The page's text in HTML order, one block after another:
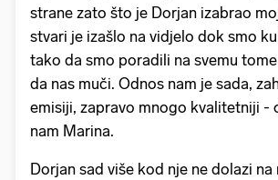
strane zato što je Dorjan izabrao
stvari je izašlo na vidjelo dok smo
tako da smo poradili na svemu
da nas muči. Odnos nam je sada,
emisiji, zapravo mnogo kvalitetniji -
nam Marina.
Dorjan sad više kod nje ne dolazi na